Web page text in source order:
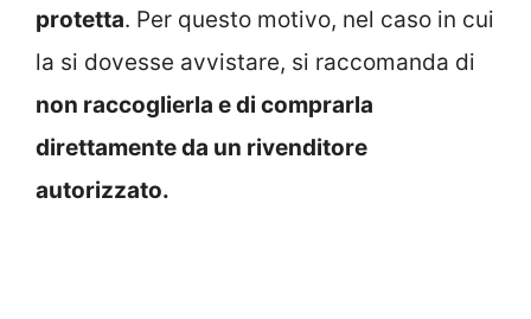
protetta. Per questo motivo, nel caso in cui
la si dovesse avvistare, si raccomanda di
non raccoglierla e di comprarla
direttamente da un rivenditore
autorizzato.